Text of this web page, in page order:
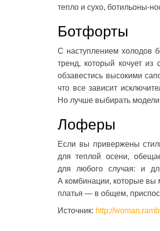
тепло и сухо, ботильоны-
Ботфорты
С наступлением холодов
тренд, который кочует из
обзавестись высокими
что все зависит
Но лучше выбирать
Лоферы
Если вы привержены
для теплой осени,
для любого случая: и
А комбинации, которые вы
платья — в общем,
Источник: http://